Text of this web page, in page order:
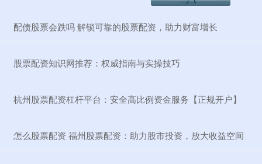
​配债股票会跌吗 解锁可靠的股票配资，助力财富增长
​股票配资知识网推荐：权威指南与实操技巧
​杭州股票配资杠杆平台：安全高比例资金服务【正规开户】
​怎么股票配资 福州股票配资：助力股市投资，放大收益空间